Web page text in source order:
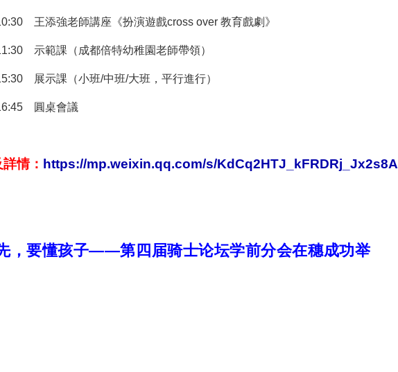
王添強老師講座《扮演遊戲cross over 教育戲劇》
示範課（成都倍特幼稚園老師帶領）
展示課（小班/中班/大班，平行進行）
圓桌會議
情： https://mp.weixin.qq.com/s/KdCq2HTJ_kFRDRj_Jx2s8A
，要懂孩子——第四届骑士论坛学前分会在穗成功举